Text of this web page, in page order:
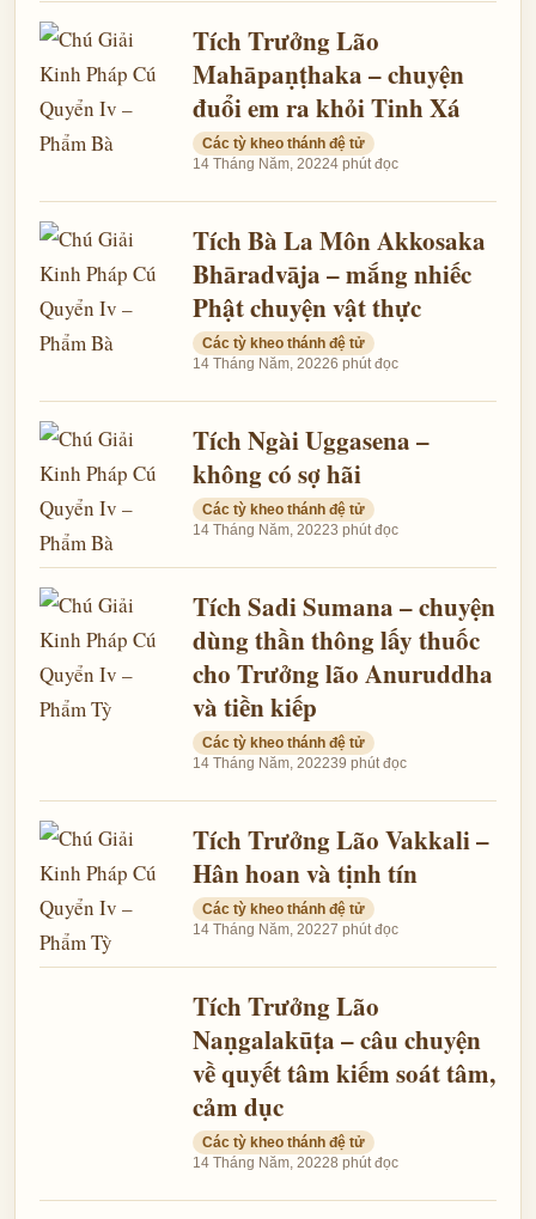
Tích Trưởng Lão
Mahāpaṇṭhaka – chuyện
đuổi em ra khỏi Tinh Xá
Các tỳ kheo thánh đệ tử
14 Tháng Năm, 20224 phút đọc
Tích Bà La Môn Akkosaka
Bhāradvāja – mắng nhiếc
Phật chuyện vật thực
Các tỳ kheo thánh đệ tử
14 Tháng Năm, 20226 phút đọc
Tích Ngài Uggasena –
không có sợ hãi
Các tỳ kheo thánh đệ tử
14 Tháng Năm, 20223 phút đọc
Tích Sadi Sumana – chuyện
dùng thần thông lấy thuốc
cho Trưởng lão Anuruddha
và tiền kiếp
Các tỳ kheo thánh đệ tử
14 Tháng Năm, 202239 phút đọc
Tích Trưởng Lão Vakkali –
Hân hoan và tịnh tín
Các tỳ kheo thánh đệ tử
14 Tháng Năm, 20227 phút đọc
Tích Trưởng Lão
Naṇgalakūṭa – câu chuyện
về quyết tâm kiếm soát tâm,
cảm dục
Các tỳ kheo thánh đệ tử
14 Tháng Năm, 20228 phút đọc